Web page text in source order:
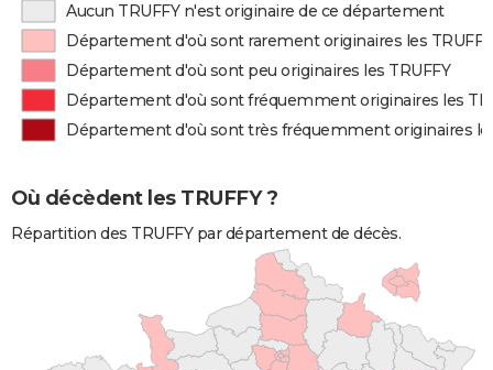
Aucun TRUFFY n'est originaire de ce département
Département d'où sont rarement originaires les TRUFFY
Département d'où sont peu originaires les TRUFFY
Département d'où sont fréquemment originaires les
Département d'où sont très fréquemment originaires
Où décèdent les TRUFFY ?
Répartition des TRUFFY par département de décès.